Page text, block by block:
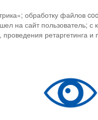
обработку файлов
на сайт пользователь; с
ретаргетинга и